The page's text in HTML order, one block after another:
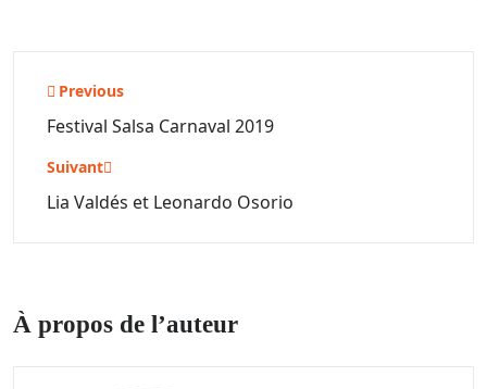
Navigation
de
l’article
Previous
Festival Salsa Carnaval 2019
Suivant
Lia Valdés et Leonardo Osorio
À propos de l’auteur